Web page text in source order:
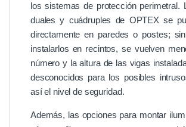
los sistemas de protección perimetral.
duales y cuádruples de OPTEX se
directamente en paredes o postes;
instalarlos en recintos, se vuelven
número y la altura de las vigas
desconocidos para los posibles
así el nivel de seguridad.
Además, las opciones para montar